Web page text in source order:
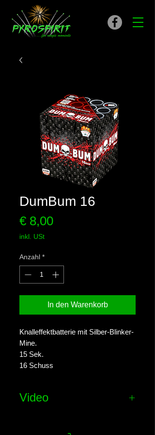
DumBum 16
€ 8,00Preis
inkl. USt
Anzahl *
In den Warenkorb
Knalleffektbatterie mit Silber-Blinker-
Mine.
15 Sek.
16 Schuss
Video